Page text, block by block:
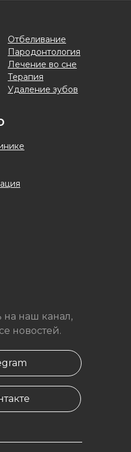
наш канал,
новостей.
Отбеливание
Пародонтология
Лечение во сне
Терапия
Удаление зубов